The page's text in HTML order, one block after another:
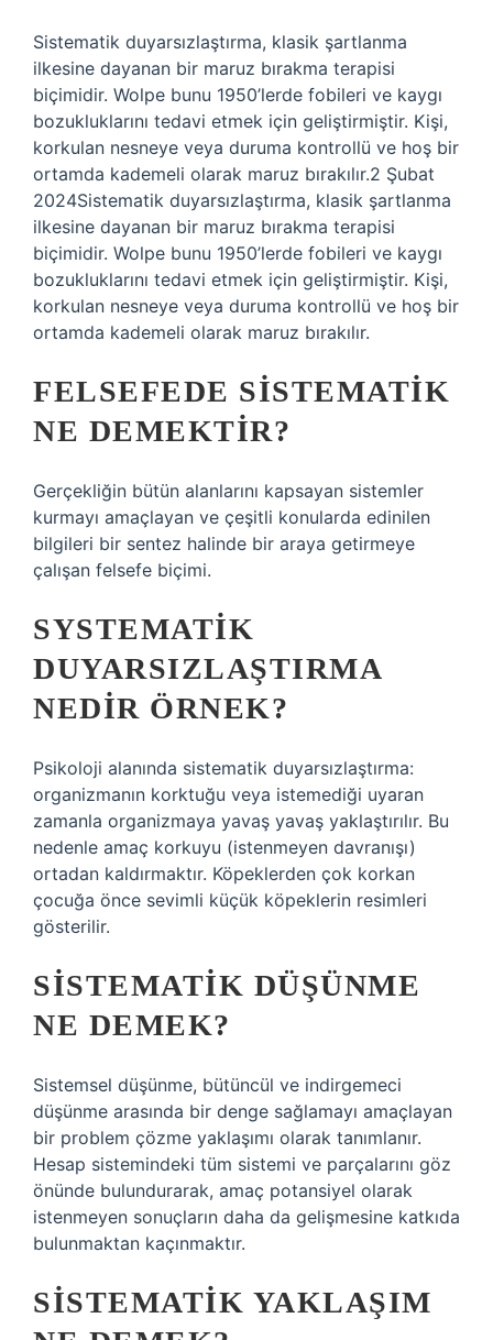
Sistematik duyarsızlaştırma, klasik şartlanma
ilkesine dayanan bir maruz bırakma terapisi
biçimidir. Wolpe bunu 1950’lerde fobileri ve kaygı
bozukluklarını tedavi etmek için geliştirmiştir. Kişi,
korkulan nesneye veya duruma kontrollü ve hoş bir
ortamda kademeli olarak maruz bırakılır.2 Şubat
2024Sistematik duyarsızlaştırma, klasik şartlanma
ilkesine dayanan bir maruz bırakma terapisi
biçimidir. Wolpe bunu 1950’lerde fobileri ve kaygı
bozukluklarını tedavi etmek için geliştirmiştir. Kişi,
korkulan nesneye veya duruma kontrollü ve hoş bir
ortamda kademeli olarak maruz bırakılır.
FELSEFEDE SISTEMATIK
NE DEMEKTIR?
Gerçekliğin bütün alanlarını kapsayan sistemler
kurmayı amaçlayan ve çeşitli konularda edinilen
bilgileri bir sentez halinde bir araya getirmeye
çalışan felsefe biçimi.
SYSTEMATIK
DUYARSIZLAŞTIRMA
NEDIR ÖRNEK?
Psikoloji alanında sistematik duyarsızlaştırma:
organizmanın korktuğu veya istemediği uyaran
zamanla organizmaya yavaş yavaş yaklaştırılır. Bu
nedenle amaç korkuyu (istenmeyen davranışı)
ortadan kaldırmaktır. Köpeklerden çok korkan
çocuğa önce sevimli küçük köpeklerin resimleri
gösterilir.
SISTEMATIK DÜŞÜNME
NE DEMEK?
Sistemsel düşünme, bütüncül ve indirgemeci
düşünme arasında bir denge sağlamayı amaçlayan
bir problem çözme yaklaşımı olarak tanımlanır.
Hesap sistemindeki tüm sistemi ve parçalarını göz
önünde bulundurarak, amaç potansiyel olarak
istenmeyen sonuçların daha da gelişmesine katkıda
bulunmaktan kaçınmaktır.
SISTEMATIK YAKLAŞIM